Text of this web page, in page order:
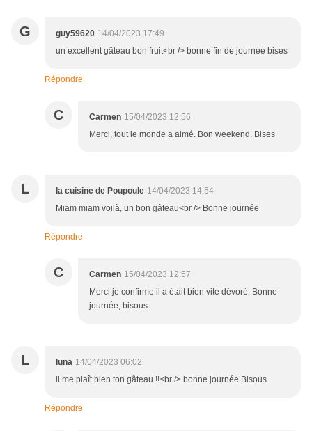
G guy59620 14/04/2023 17:49
un excellent gâteau bon fruit<br /> bonne fin de journée bises
Répondre
C Carmen 15/04/2023 12:56
Merci, tout le monde a aimé. Bon weekend. Bises
L la cuisine de Poupoule 14/04/2023 14:54
Miam miam voilà, un bon gâteau<br /> Bonne journée
Répondre
C Carmen 15/04/2023 12:57
Merci je confirme il a était bien vite dévoré. Bonne
journée, bisous
L luna 14/04/2023 06:02
il me plaît bien ton gâteau !!<br /> bonne journée Bisous
Répondre